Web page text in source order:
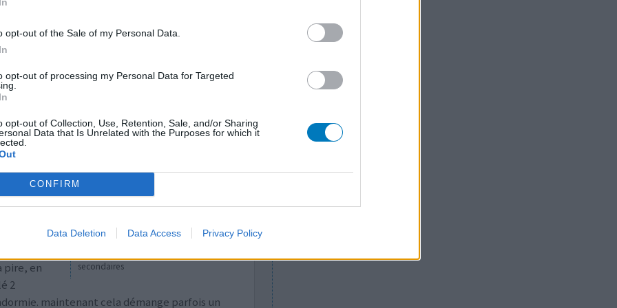
opt-out of the Sale of my Personal Data.
opt-out of processing my Personal Data for Targeted
opt-out of Collection, Use, Retention, Sale, and/or Sharing
Data that Is Unrelated with the Purposes for which it
CONFIRM
Data Deletion Data Access Privacy Policy
infection
ne peux
cela
Efficacité
secondaires
voir quel
hurlant
pire, en
2
maintenant cela démange parfois un